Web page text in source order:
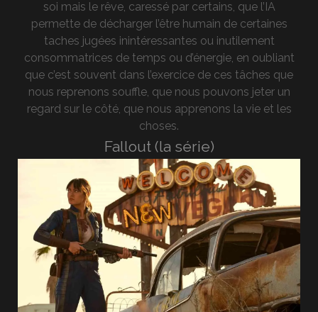
soi mais le rêve, caressé par certains, que l’IA
permette de décharger l’être humain de certaines
taches jugées inintéressantes ou inutilement
consommatrices de temps ou d’énergie, en oubliant
que c’est souvent dans l’exercice de ces tâches que
nous reprenons souffle, que nous pouvons jeter un
regard sur le côté, que nous apprenons la vie et les
choses.
Fallout (la série)